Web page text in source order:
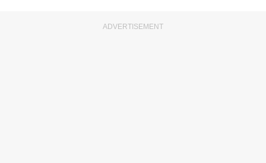
ADVERTISEMENT